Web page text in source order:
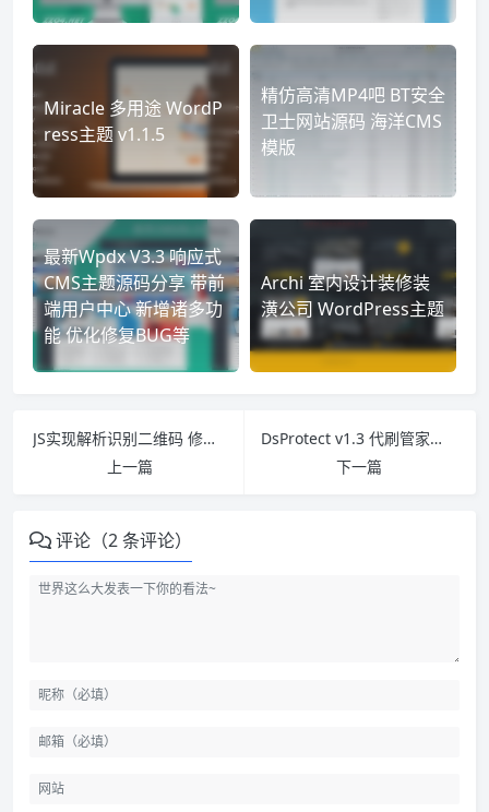
Miracle 多用途 WordP
ress主题 v1.1.5
精仿高清MP4吧 BT安全
卫士网站源码 海洋CMS
模版
最新Wpdx V3.3 响应式
CMS主题源码分享 带前
端用户中心 新增诸多功
能 优化修复BUG等
Archi 室内设计装修装
潢公司 WordPress主题
JS实现解析识别二维码 修复版
上一篇
DsProtect v1.3 代刷管家在线版 插件下载 使用教程
下一篇
评论（2 条评论）